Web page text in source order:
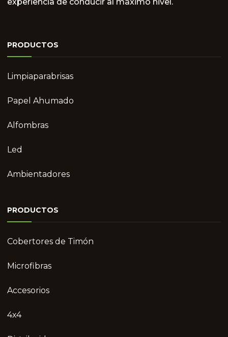
PRODUCTOS
Limpiaparabrisas
Papel Ahumado
Alfombras
Led
Ambientadores
PRODUCTOS
Cobertores de Timón
Microfibras
Accesorios
4x4